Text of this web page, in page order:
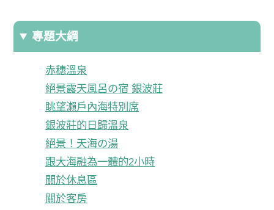
專題大綱
赤穗溫泉
絕景露天風呂の宿 銀波莊
眺望瀨戶內海特別席
銀波莊的日歸溫泉
絕景！天海の湯
跟大海融為一體的2小時
關於休息區
關於客房